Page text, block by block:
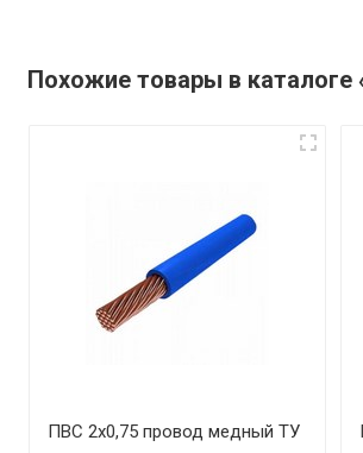
Похожие товары в каталоге
ПВС 2х0,75 провод медный ТУ